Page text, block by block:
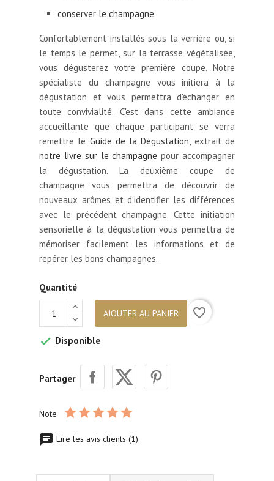
conserver le champagne.
Confortablement installés sous la verrière ou, si
le temps le permet, sur la terrasse végétalisée,
vous dégusterez votre première coupe. Notre
spécialiste du champagne vous initiera à la
dégustation et vous permettra d'échanger en
toute convivialité. C'est dans cette ambiance
accueillante que chaque participant se verra
remettre le Guide de la Dégustation, extrait de
notre livre sur le champagne pour accompagner
la dégustation. La deuxième coupe de
champagne vous permettra de découvrir de
nouveaux arômes et d'identifier les différences
avec le précédent champagne. Cette initiation
sensorielle à la dégustation vous permettra de
mémoriser facilement les informations et de
repérer les bons champagnes.
Quantité
AJOUTER AU PANIER favorite_border
 Disponible
Partager
Note
Lire les avis clients (1)